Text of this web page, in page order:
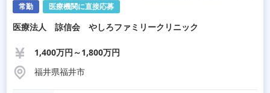
常勤 医療機関に直接応募
医療法人 諒信会 やしろファミリークリニック
1,400万円～1,800万円
福井県福井市